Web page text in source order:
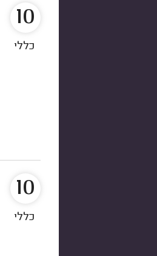
10
כללי
10
כללי